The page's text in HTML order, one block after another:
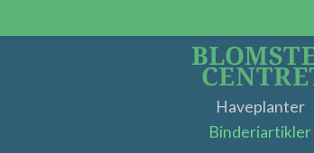
Haveplanter
Binderiartikler